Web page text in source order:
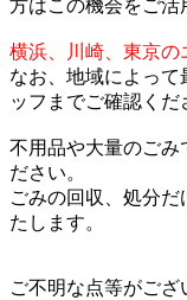
方はこの機会をご活
横浜、川崎、東京の
なお、地域によって
ッフまでご確認くだ
不用品や大量のごみ
ださい。
ごみの回収、処分
たします。
ご不明な点等がご